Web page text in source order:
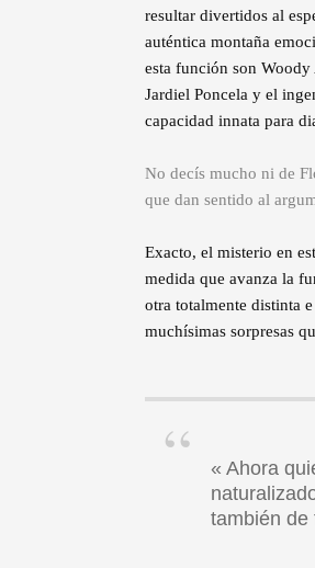
resultar divertidos al
auténtica montaña
esta función son
Jardiel Poncela y el
capacidad innata para
No decís mucho ni de
que dan sentido al
Exacto, el misterio en
medida que avanza la
otra totalmente distinta
muchísimas sorpresas
« Ahora
también